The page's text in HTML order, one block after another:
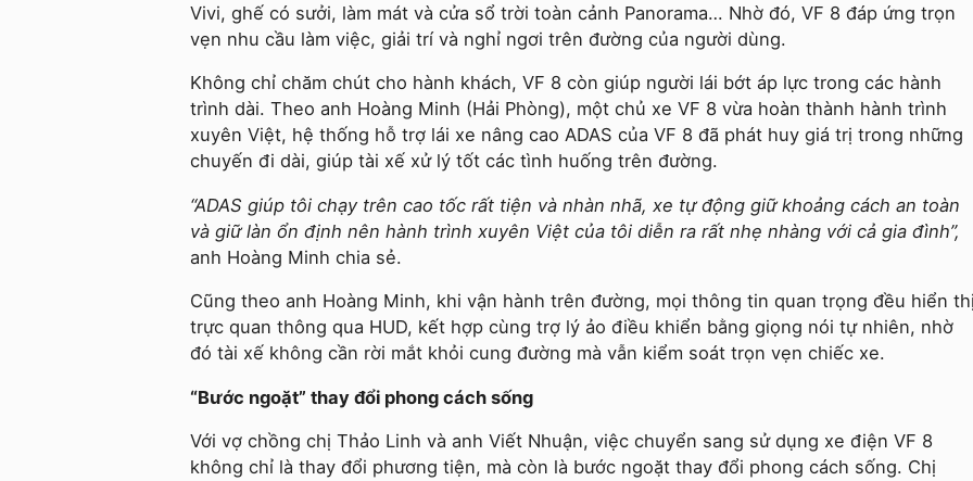
Vivi, ghế có sưởi, làm mát và cửa sổ trời toàn cảnh Panorama… Nhờ đó, VF 8 đáp ứng trọn
vẹn nhu cầu làm việc, giải trí và nghỉ ngơi trên đường của người dùng.
Không chỉ chăm chút cho hành khách, VF 8 còn giúp người lái bớt áp lực trong các hành
trình dài. Theo anh Hoàng Minh (Hải Phòng), một chủ xe VF 8 vừa hoàn thành hành trình
xuyên Việt, hệ thống hỗ trợ lái xe nâng cao ADAS của VF 8 đã phát huy giá trị trong những
chuyến đi dài, giúp tài xế xử lý tốt các tình huống trên đường.
“ADAS giúp tôi chạy trên cao tốc rất tiện và nhàn nhã, xe tự động giữ khoảng cách an toàn
và giữ làn ổn định nên hành trình xuyên Việt của tôi diễn ra rất nhẹ nhàng với cả gia đình”,
anh Hoàng Minh chia sẻ.
Cũng theo anh Hoàng Minh, khi vận hành trên đường, mọi thông tin quan trọng đều hiển
trực quan thông qua HUD, kết hợp cùng trợ lý ảo điều khiển bằng giọng nói tự nhiên, nhờ
đó tài xế không cần rời mắt khỏi cung đường mà vẫn kiểm soát trọn vẹn chiếc xe.
“Bước ngoặt” thay đổi phong cách sống
Với vợ chồng chị Thảo Linh và anh Viết Nhuận, việc chuyển sang sử dụng xe điện VF 8
không chỉ là thay đổi phương tiện, mà còn là bước ngoặt thay đổi phong cách sống. Chị